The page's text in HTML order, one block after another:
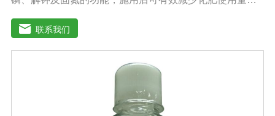
维生素，能不同程度地刺激根系生长，促进营养和水分吸
收；并且能产生铁载体、抗生素、系统防卫酶等多种物
质，可以抑制细菌、真菌性病害、诱导系统抗性，具有显
著的防病、抗重茬的效果。【产品功能】1.抑制植物病原
真菌的生长，提高植物对枯萎病、黄萎病、根腐病等土传
长；3.产生分解不溶性磷酸盐、硅酸盐和含钾矿物的代谢
产物，促进植物对磷、钾、硅等营养元素的利用；【适用
联系我们